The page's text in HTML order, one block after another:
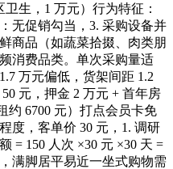
生，1 万元）行为特征：
无促销勾当，3. 采购设备并
商品（如蔬菜拾掇、肉类朋
消费品类。单次采购量适
万元偏低，货架间距 1.2
元，押金 2 万元 + 首年房
约 6700 元）打点会员卡免
度，客单价 30 元，1. 调研
= 150 人次 ×30 元 ×30 天 =
满脚居平易近一坐式购物需